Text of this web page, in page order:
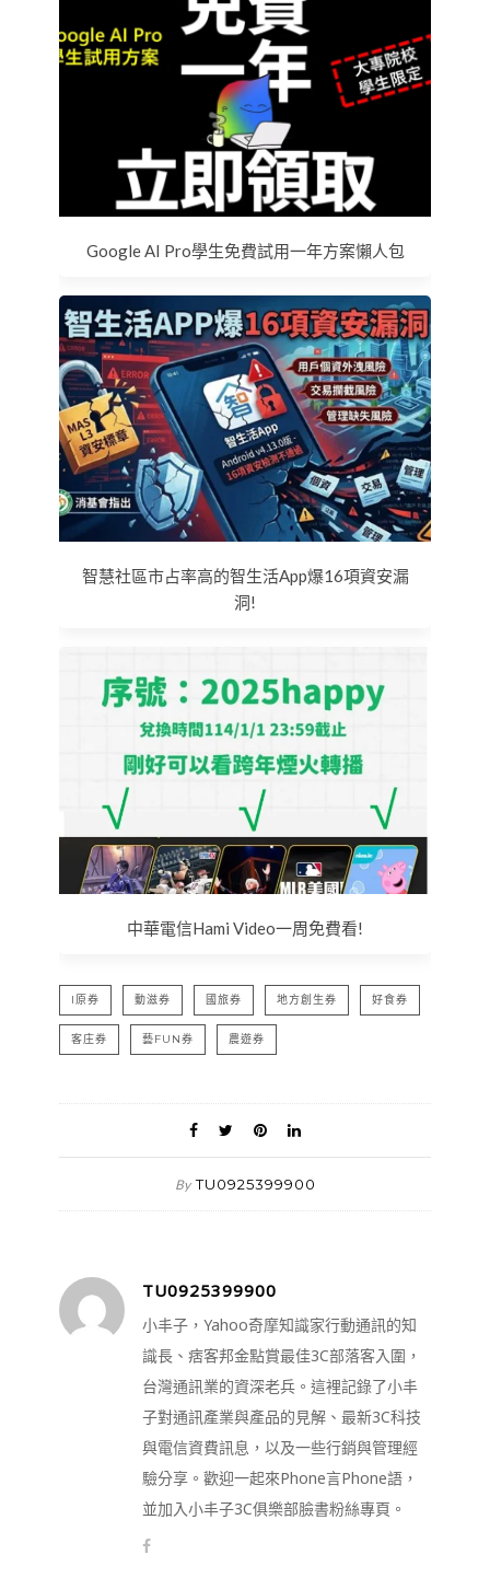
Google AI Pro學生免費試用一年方案懶人包
智慧社區市占率高的智生活App爆16項資安漏
洞!
中華電信Hami Video一周免費看!
I原券 動滋券 國旅券 地方創生券 好食券
客庄券 藝FUN券 農遊券
By TU0925399900
TU0925399900
小丰子，Yahoo奇摩知識家行動通訊的知
識長、痞客邦金點賞最佳3C部落客入圍，
台灣通訊業的資深老兵。這裡記錄了小丰
子對通訊產業與產品的見解、最新3C科技
與電信資費訊息，以及一些行銷與管理經
驗分享。歡迎一起來Phone言Phone語，
並加入小丰子3C俱樂部臉書粉絲專頁。